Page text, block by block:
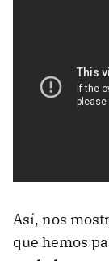
Así, nos
que hemos